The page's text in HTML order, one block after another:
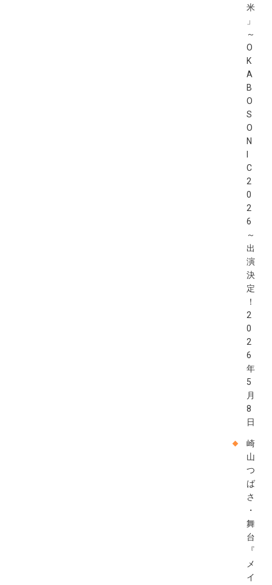
米
」
～
O
K
A
B
O
S
O
N
C
2
0
2
6
～
出
演
決
定
！
2
0
2
6
年
5
月
8
日
崎
山
つ
ば
さ
・
舞
台
『
メ
イ